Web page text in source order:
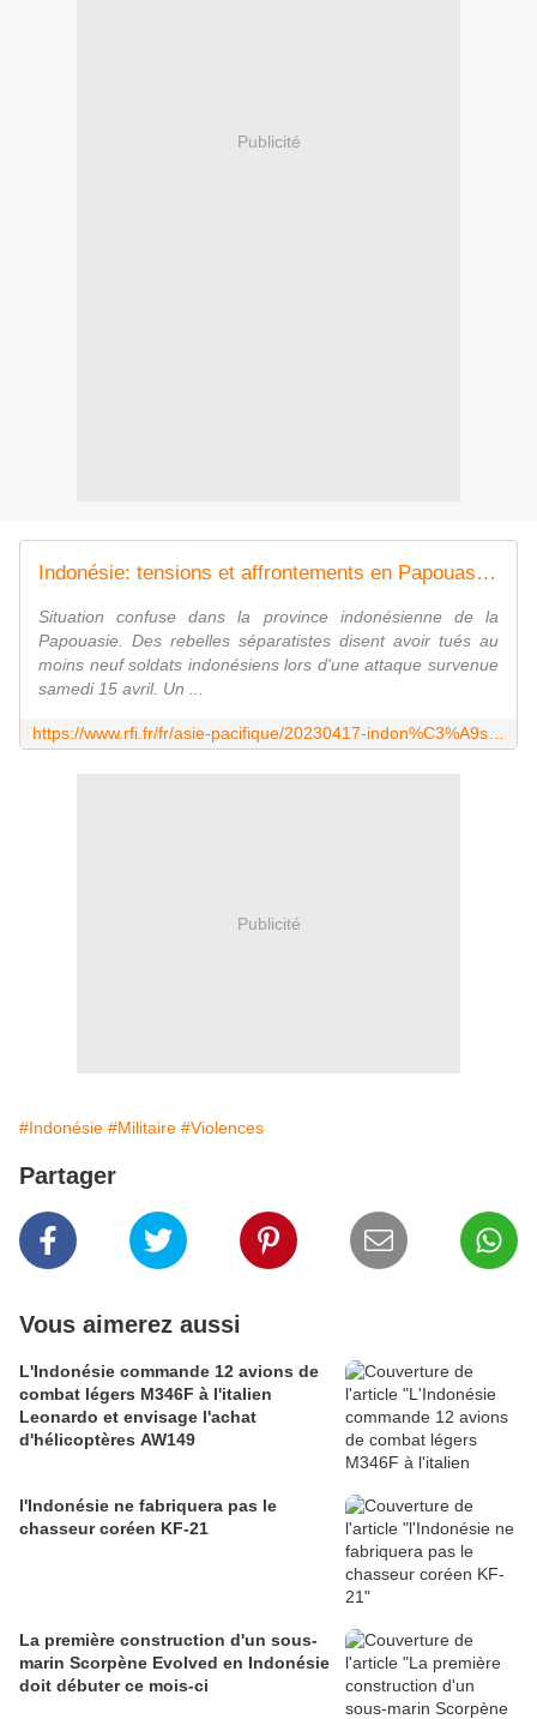
Publicité
Indonésie: tensions et affrontements en Papouasie entre soldats et rebelles
Situation confuse dans la province indonésienne de la
Papouasie. Des rebelles séparatistes disent avoir tués au
moins neuf soldats indonésiens lors d'une attaque survenue
samedi 15 avril. Un ...
Publicité
#Indonésie #Militaire #Violences
Partager
Vous aimerez aussi
L'Indonésie commande 12 avions de
combat légers M346F à l'italien
Leonardo et envisage l'achat
d'hélicoptères AW149
l'Indonésie ne fabriquera pas le
chasseur coréen KF-21
La première construction d'un sous-
marin Scorpène Evolved en Indonésie
doit débuter ce mois-ci